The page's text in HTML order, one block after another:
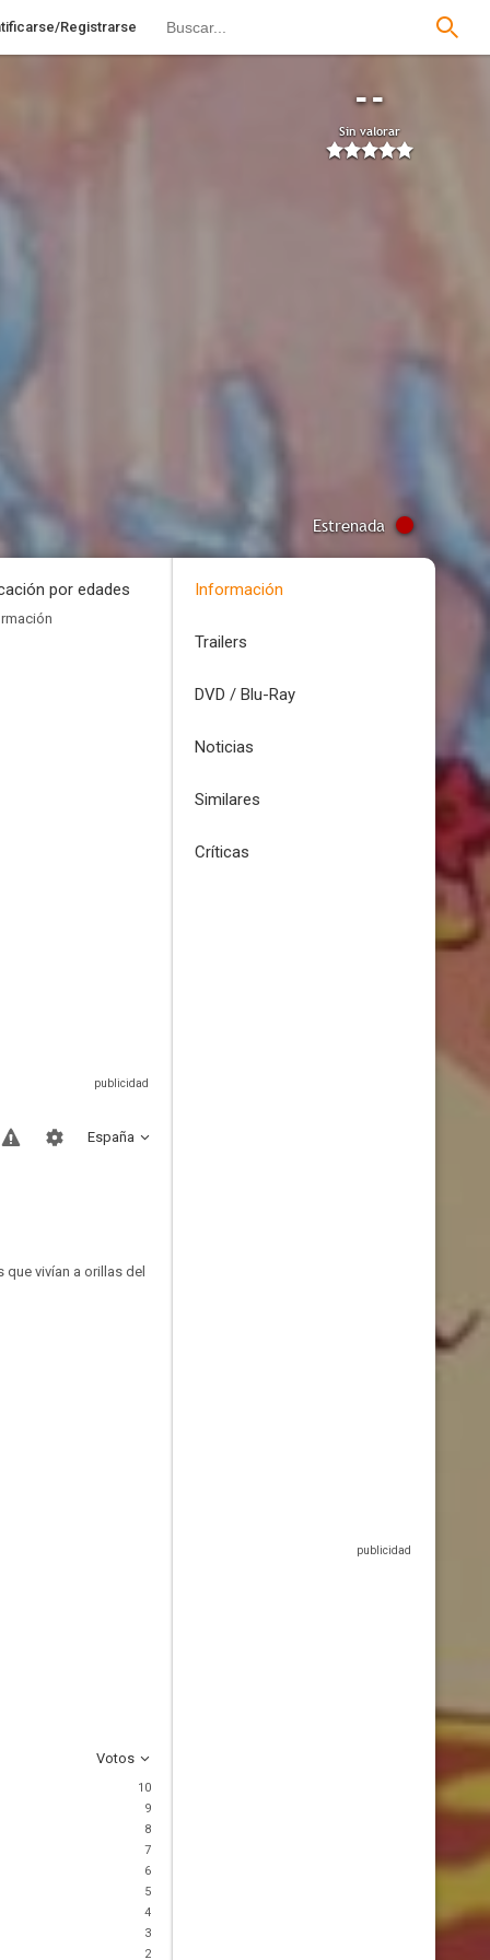
Registrarse
--
Sin valorar
Estrenada
por edades
España
vivían a orillas del
Votos
10
9
8
7
6
5
4
3
2
Información
Trailers
DVD / Blu-Ray
Noticias
Similares
Críticas